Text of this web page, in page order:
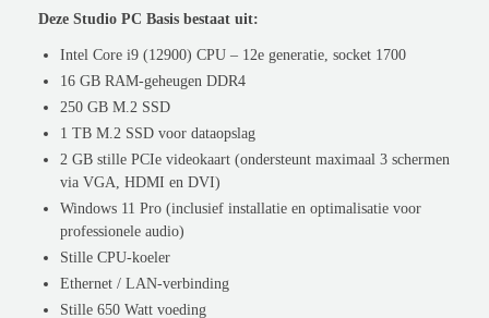
Deze Studio PC Basis bestaat uit:
Intel Core i9 (12900) CPU – 12e generatie, socket 1700
16 GB RAM-geheugen DDR4
250 GB M.2 SSD
1 TB M.2 SSD voor dataopslag
2 GB stille PCIe videokaart (ondersteunt maximaal 3 schermen
via VGA, HDMI en DVI)
Windows 11 Pro (inclusief installatie en optimalisatie voor
professionele audio)
Stille CPU-koeler
Ethernet / LAN-verbinding
Stille 650 Watt voeding